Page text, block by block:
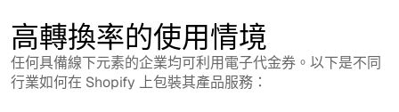
高轉換率的使用情境
任何具備線下元素的企業均可利用電子代金券。以下是不同
行業如何在 Shopify 上包裝其產品服務：